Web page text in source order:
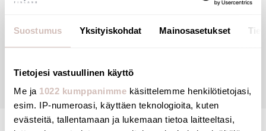
Suostumus Yksityiskohdat Mainosasetukset
Tietojesi vastuullinen käyttö
Me ja 1022 kumppanimme käsittelemme henkilötietojasi,
esim. IP-numeroasi, käyttäen teknologioita, kuten
evästeitä, tallentamaan ja lukemaan tietoa laitteeltasi,
Arvostelut
Kysymyksiä